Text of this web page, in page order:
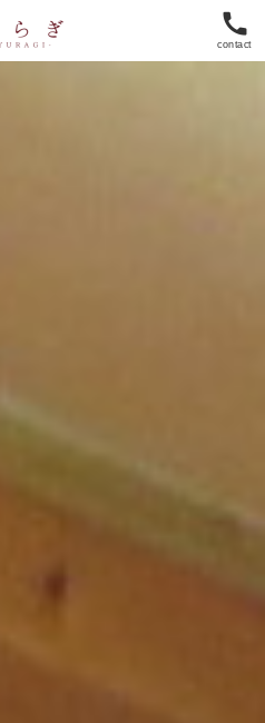
contact